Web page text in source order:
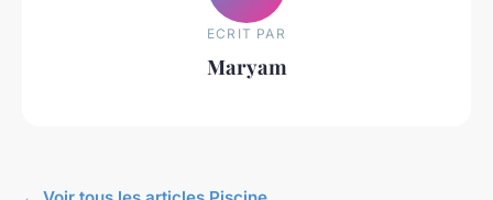
ECRIT PAR
Maryam